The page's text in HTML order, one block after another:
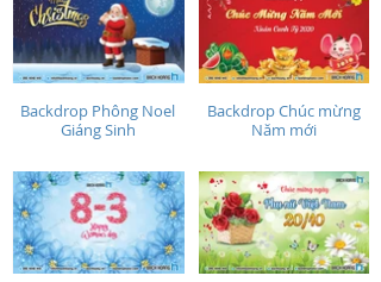
Backdrop Phông Noel
Giáng Sinh
Backdrop Chúc mừng
Năm mới